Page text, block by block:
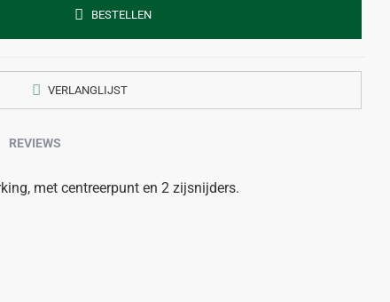
BESTELLEN
VERLANGLIJST
REVIEWS
met centreerpunt en 2 zijsnijders.